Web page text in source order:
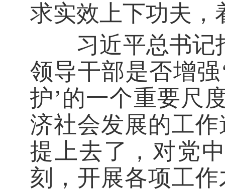
求实效上下功夫，
习近平总书记指
领导干部是否增强
护’的一个重要尺
济社会发展的工
提上去了，对党
刻，开展各项工